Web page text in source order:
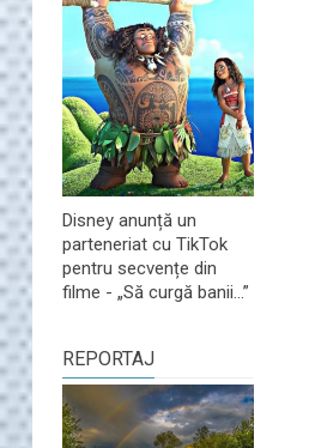
Disney anunță un
parteneriat cu TikTok
pentru secvențe din
filme - „Să curgă banii...”
REPORTAJ